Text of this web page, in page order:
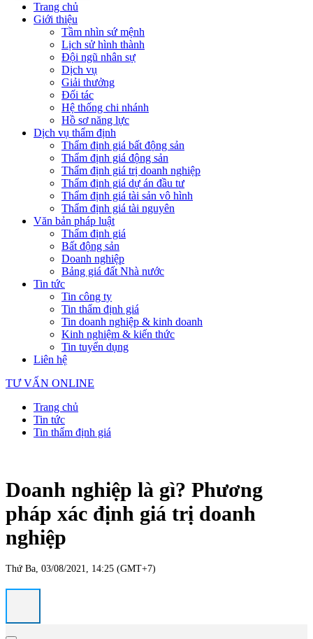
Trang chủ
Giới thiệu
Tầm nhìn sứ mệnh
Lịch sử hình thành
Đội ngũ nhân sự
Dịch vụ
Giải thưởng
Đối tác
Hệ thống chi nhánh
Hồ sơ năng lực
Dịch vụ thẩm định
Thẩm định giá bất động sản
Thẩm định giá động sản
Thẩm định giá trị doanh nghiệp
Thẩm định giá dự án đầu tư
Thẩm định giá tài sản vô hình
Thẩm định giá tài nguyên
Văn bản pháp luật
Thẩm định giá
Bất động sản
Doanh nghiệp
Bảng giá đất Nhà nước
Tin tức
Tin công ty
Tin thẩm định giá
Tin doanh nghiệp & kinh doanh
Kinh nghiệm & kiến thức
Tin tuyển dụng
Liên hệ
TƯ VẤN ONLINE
Trang chủ
Tin tức
Tin thẩm định giá
Doanh nghiệp là gì? Phương
pháp xác định giá trị doanh
nghiệp
Thứ Ba, 03/08/2021, 14:25 (GMT+7)